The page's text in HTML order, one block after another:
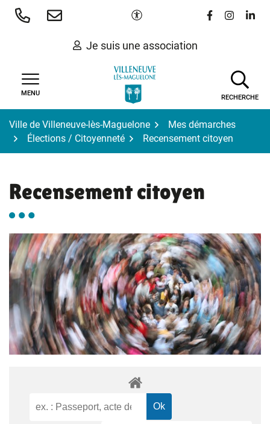
Aller
Paramètres d'accessibilité
Lien vers le
Lien vers
Lien
Je suis une association
MENU
RECHERCHE
Ville de Villeneuve-lès-Maguelone
Mes démarches
Élections / Citoyenneté
Recensement citoyen
Recensement citoyen